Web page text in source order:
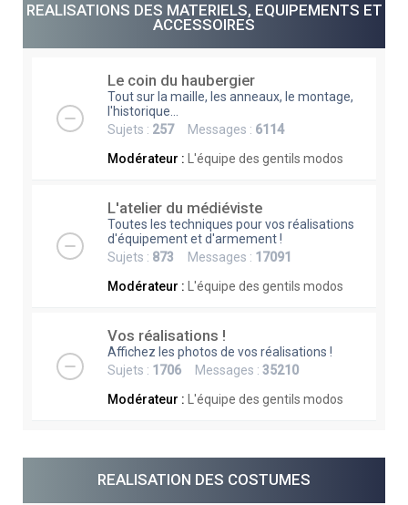
REALISATIONS DES MATERIELS, EQUIPEMENTS ET
ACCESSOIRES
Le coin du haubergier
Tout sur la maille, les anneaux, le montage,
l'historique...
Sujets : 257Messages : 6114
Modérateur :
L'équipe des gentils modos
L'atelier du médiéviste
Toutes les techniques pour vos réalisations
d'équipement et d'armement !
Sujets : 873 Messages : 17091
Modérateur :
L'équipe des gentils modos
Vos réalisations !
Affichez les photos de vos réalisations !
Sujets : 1706 Messages : 35210
Modérateur :
L'équipe des gentils modos
REALISATION DES COSTUMES